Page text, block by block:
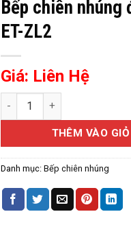
Bếp chiên nhúng
ET-ZL2
Giá: Liên Hệ
Bếp chiên nhúng đôi ETON
THÊM VÀO
Danh mục: Bếp chiên nhúng